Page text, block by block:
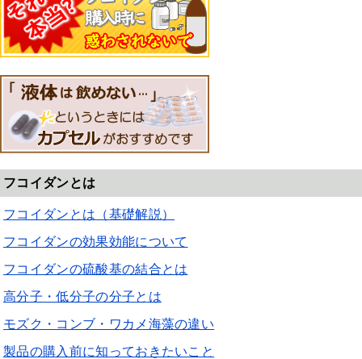
フコイダンとは
フコイダンとは（基礎解説）
フコイダンの効果効能について
フコイダンの硫酸基の結合とは
高分子・低分子の分子とは
モズク・コンブ・ワカメ海藻の違い
製品の購入前に知っておきたいこと